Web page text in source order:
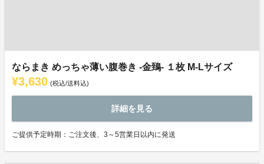
ならまき めっちゃ薄い腹巻き -金鵄- １枚 M-Lサイズ
¥3,630 (税込/送料込)
詳細を見る
ご提供予定時期：ご注文後、3～5営業日以内に発送